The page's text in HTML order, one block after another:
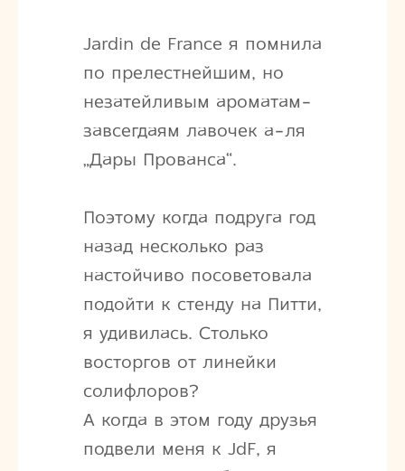
Jardin de France я помнила
по прелестнейшим, но
незатейливым ароматам-
завсегдаям лавочек а-ля
„Дары Прованса“.
Поэтому когда подруга год
назад несколько раз
настойчиво посоветовала
подойти к стенду на Питти,
я удивилась. Столько
восторгов от линейки
солифлоров?
А когда в этом году друзья
подвели меня к JdF, я